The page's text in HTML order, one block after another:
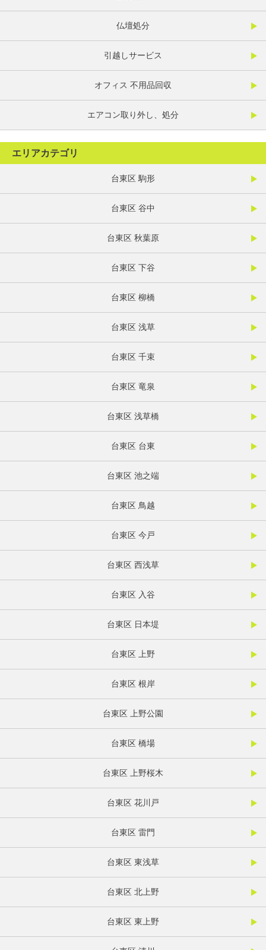
仏壇処分
引越しサービス
オフィス 不用品回収
エアコン取り外し、処分
エリアカテゴリ
台東区 駒形
台東区 谷中
台東区 秋葉原
台東区 下谷
台東区 柳橋
台東区 浅草
台東区 千束
台東区 竜泉
台東区 浅草橋
台東区 台東
台東区 池之端
台東区 鳥越
台東区 今戸
台東区 西浅草
台東区 入谷
台東区 日本堤
台東区 上野
台東区 根岸
台東区 上野公園
台東区 橋場
台東区 上野桜木
台東区 花川戸
台東区 雷門
台東区 東浅草
台東区 北上野
台東区 東上野